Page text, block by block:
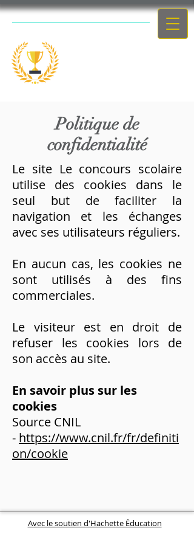
Politique de
confidentialité
Le site Le concours scolaire
utilise des cookies dans le
seul but de faciliter la
navigation et les échanges
avec ses utilisateurs réguliers.
En aucun cas, les cookies ne
sont utilisés à des fins
commerciales.
Le visiteur est en droit de
refuser les cookies lors de
son accès au site.
En savoir plus sur les
cookies
Source CNIL
- https://www.cnil.fr/fr/definiti
on/cookie
Avec le soutien d'Hachette Éducation